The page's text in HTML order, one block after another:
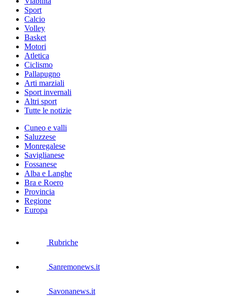
Sport
Calcio
Volley
Basket
Motori
Atletica
Ciclismo
Pallapugno
Arti marziali
Sport invernali
Altri sport
Tutte le notizie
Cuneo e valli
Saluzzese
Monregalese
Saviglianese
Fossanese
Alba e Langhe
Bra e Roero
Provincia
Regione
Europa
Rubriche
Sanremonews.it
Savonanews.it